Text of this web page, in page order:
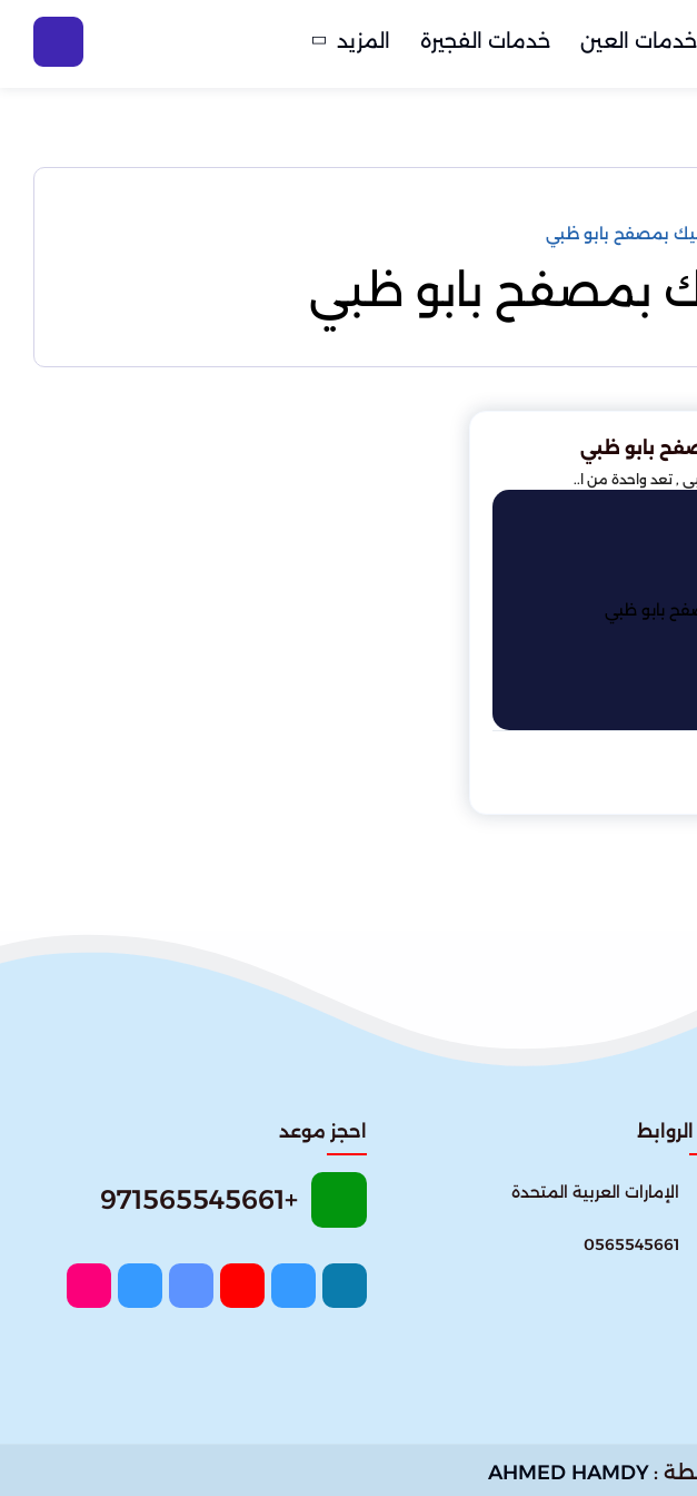
خدمات العين خدمات الفجيرة المزيد
بمصفح بابو ظبي
بمصفح بابو ظبي
بابو ظبي
, تعد واحدة من ا..
الإمارات العربية المتحدة​
0565545661
احجز موعد
+971565545661
:
AHMED HAMDY